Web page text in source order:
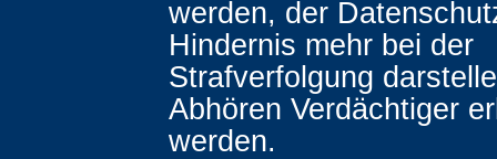
werden, der
Hindernis mehr bei der
Strafverfolgung
Abhören Verdächtiger
werden.